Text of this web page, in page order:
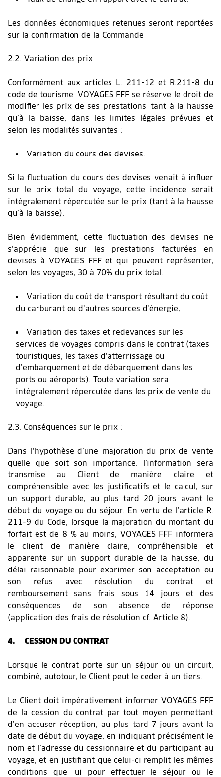
Les données économiques retenues seront reportées
sur la confirmation de la Commande :
2.2. Variation des prix
Conformément aux articles L. 211-12 et R.211-8 du
code de tourisme, VOYAGES FFF se réserve le droit de
modifier les prix de ses prestations, tant à la hausse
qu’à la baisse, dans les limites légales prévues et
selon les modalités suivantes :
Variation du cours des devises.
Si la fluctuation du cours des devises venait à influer
sur le prix total du voyage, cette incidence serait
intégralement répercutée sur le prix (tant à la hausse
qu’à la baisse).
Bien évidemment, cette fluctuation des devises ne
s’apprécie que sur les prestations facturées en
devises à VOYAGES FFF et qui peuvent représenter,
selon les voyages, 30 à 70% du prix total.
Variation du coût de transport résultant du coût
du carburant ou d’autres sources d’énergie,
Variation des taxes et redevances sur les
services de voyages compris dans le contrat (taxes
touristiques, les taxes d’atterrissage ou
d’embarquement et de débarquement dans les
ports ou aéroports). Toute variation sera
intégralement répercutée dans les prix de vente du
voyage.
2.3. Conséquences sur le prix :
Dans l’hypothèse d’une majoration du prix de vente
quelle que soit son importance, l’information sera
transmise au Client de manière claire et
compréhensible avec les justificatifs et le calcul, sur
un support durable, au plus tard 20 jours avant le
début du voyage ou du séjour. En vertu de l’article R.
211-9 du Code, lorsque la majoration du montant du
forfait est de 8 % au moins, VOYAGES FFF informera
le client de manière claire, compréhensible et
apparente sur un support durable de la hausse, du
délai raisonnable pour exprimer son acceptation ou
son refus avec résolution du contrat et
remboursement sans frais sous 14 jours et des
conséquences de son absence de réponse
(application des frais de résolution cf. Article 8).
4. CESSION DU CONTRAT
Lorsque le contrat porte sur un séjour ou un circuit,
combiné, autotour, le Client peut le céder à un tiers.
Le Client doit impérativement informer VOYAGES FFF
de la cession du contrat par tout moyen permettant
d’en accuser réception, au plus tard 7 jours avant la
date de début du voyage, en indiquant précisément le
nom et l’adresse du cessionnaire et du participant au
voyage, et en justifiant que celui-ci remplit les mêmes
conditions que lui pour effectuer le séjour ou le